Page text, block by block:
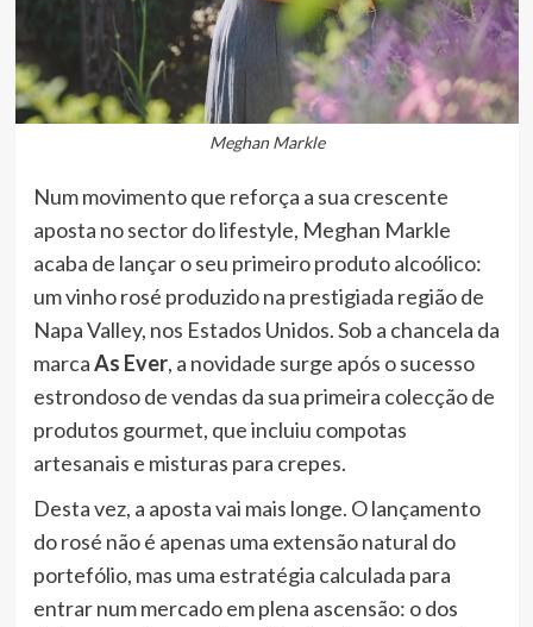
Meghan Markle
Num movimento que reforça a sua crescente
aposta no sector do lifestyle, Meghan Markle
acaba de lançar o seu primeiro produto alcoólico:
um vinho rosé produzido na prestigiada região de
Napa Valley, nos Estados Unidos. Sob a chancela da
marcaAs Ever, a novidade surge após o sucesso
estrondoso de vendas da sua primeira colecção de
produtos gourmet, que incluiu compotas
artesanais e misturas para crepes.
Desta vez, a aposta vai mais longe. O lançamento
do rosé não é apenas uma extensão natural do
portefólio, mas uma estratégia calculada para
entrar num mercado em plena ascensão: o dos